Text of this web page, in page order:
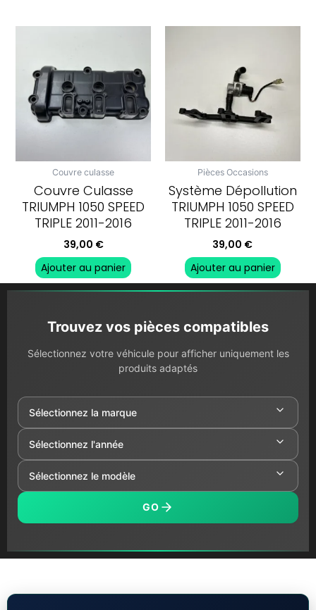
Couvre culasse
Couvre Culasse
TRIUMPH 1050 SPEED
TRIPLE 2011-2016
39,00 €
Ajouter au panier
Pièces Occasions
Système Dépollution
TRIUMPH 1050 SPEED
TRIPLE 2011-2016
39,00 €
Ajouter au panier
Trouvez vos pièces compatibles
Sélectionnez votre véhicule pour afficher uniquement les
produits adaptés
GO